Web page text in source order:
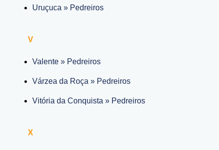
Uruçuca » Pedreiros
V
Valente » Pedreiros
Várzea da Roça » Pedreiros
Vitória da Conquista » Pedreiros
X